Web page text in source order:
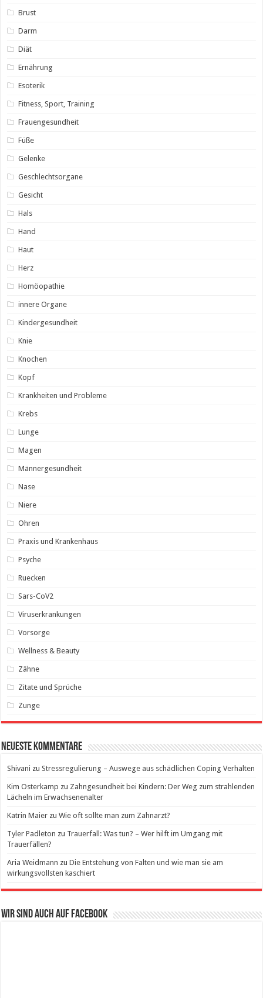
Brust
Darm
Diät
Ernährung
Esoterik
Fitness, Sport, Training
Frauengesundheit
Füße
Gelenke
Geschlechtsorgane
Gesicht
Hals
Hand
Haut
Herz
Homöopathie
innere Organe
Kindergesundheit
Knie
Knochen
Kopf
Krankheiten und Probleme
Krebs
Lunge
Magen
Männergesundheit
Nase
Niere
Ohren
Praxis und Krankenhaus
Psyche
Ruecken
Sars-CoV2
Viruserkrankungen
Vorsorge
Wellness & Beauty
Zähne
Zitate und Sprüche
Zunge
Neueste Kommentare
Shivani zuStressregulierung – Auswege aus schädlichen Coping Verhalten
Kim Osterkamp zu Zahngesundheit bei Kindern: Der Weg zum strahlenden
Lächeln im Erwachsenenalter
Katrin Maier zuWie oft sollte man zum Zahnarzt?
Tyler Padleton zu Trauerfall: Was tun? – Wer hilft im Umgang mit
Trauerfällen?
Aria Weidmann zuDie Entstehung von Falten und wie man sie am
wirkungsvollsten kaschiert
Wir sind auch auf Facebook